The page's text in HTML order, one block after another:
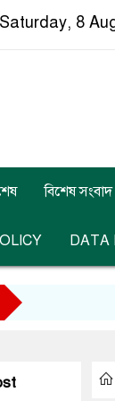
8
বিশেষ সংবাদ
DATA